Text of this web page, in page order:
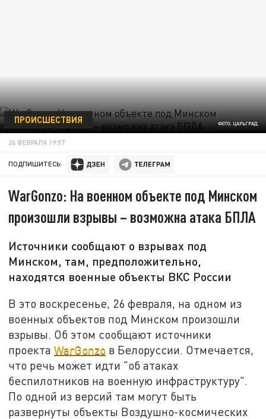
ФОТО: ЦАРЬГРАД
ПРОИСШЕСТВИЯ
26 ФЕВРАЛЯ 19:57
ПОДПИШИТЕСЬ:
WarGonzo: На военном объекте под Минском
произошли взрывы – возможна атака БПЛА
Источники сообщают о взрывах под
Минском, там, предположительно,
находятся военные объекты ВКС России
В это воскресенье, 26 февраля, на одном из
военных объектов под Минском произошли
взрывы. Об этом сообщают источники
проектаWarGonzo в Белоруссии. Отмечается,
что речь может идти "об атаках
беспилотников на военную инфраструктуру".
По одной из версий там могут быть
развернуты объекты Воздушно-космических